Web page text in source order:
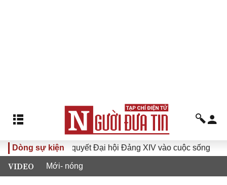
Dòng sự kiện
Đưa Nghị quyết Đại hội Đảng XIV vào cuộc sống
VIDEO Mới- nóng